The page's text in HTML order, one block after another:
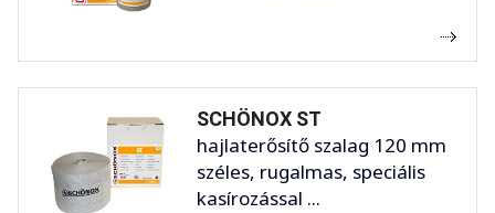
SCHÖNOX ST
hajlaterősítő szalag 120 mm
széles, rugalmas, speciális
kasírozással ...